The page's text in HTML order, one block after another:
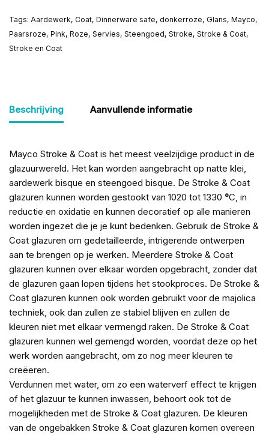
Tags: Aardewerk, Coat, Dinnerware safe, donkerroze, Glans, Mayco,
Paarsroze, Pink, Roze, Servies, Steengoed, Stroke, Stroke & Coat,
Stroke en Coat
Beschrijving Aanvullende informatie
Mayco Stroke & Coat is het meest veelzijdige product in de
glazuurwereld. Het kan worden aangebracht op natte klei,
aardewerk bisque en steengoed bisque. De Stroke & Coat
glazuren kunnen worden gestookt van 1020 tot 1330 °C, in
reductie en oxidatie en kunnen decoratief op alle manieren
worden ingezet die je je kunt bedenken. Gebruik de Stroke &
Coat glazuren om gedetailleerde, intrigerende ontwerpen
aan te brengen op je werken. Meerdere Stroke & Coat
glazuren kunnen over elkaar worden opgebracht, zonder dat
de glazuren gaan lopen tijdens het stookproces. De Stroke &
Coat glazuren kunnen ook worden gebruikt voor de majolica
techniek, ook dan zullen ze stabiel blijven en zullen de
kleuren niet met elkaar vermengd raken. De Stroke & Coat
glazuren kunnen wel gemengd worden, voordat deze op het
werk worden aangebracht, om zo nog meer kleuren te
creëeren.
Verdunnen met water, om zo een waterverf effect te krijgen
of het glazuur te kunnen inwassen, behoort ook tot de
mogelijkheden met de Stroke & Coat glazuren. De kleuren
van de ongebakken Stroke & Coat glazuren komen overeen